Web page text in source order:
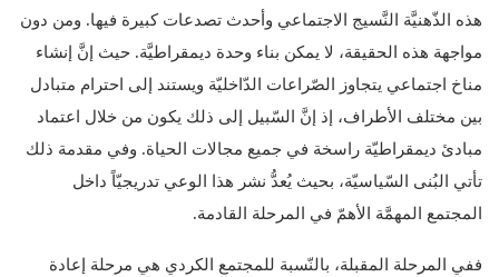
هذه الذّهنيَّة النَّسيج الاجتماعي وأحدث تصدعات كبيرة فيها. ومن دون
مواجهة هذه الحقيقة، لا يمكن بناء وحدة ديمقراطيَّة. حيث إنَّ إنشاء
مناخ اجتماعي يتجاوز الصّراعات الدّاخليّة ويستند إلى احترام متبادل
بين مختلف الأطراف، إذ إنَّ السّبيل إلى ذلك يكون من خلال اعتماد
مبادئ ديمقراطيّة راسخة في جميع مجالات الحياة. وفي مقدمة ذلك
تأتي البُنى السّياسيّة، بحيث يُعدُّ نشر هذا الوعي تدريجيّاً داخل
المجتمع المهمَّة الأهمّ في المرحلة القادمة.
ففي المرحلة المقبلة، بالنّسبة للمجتمع الكردي هي مرحلة إعادة